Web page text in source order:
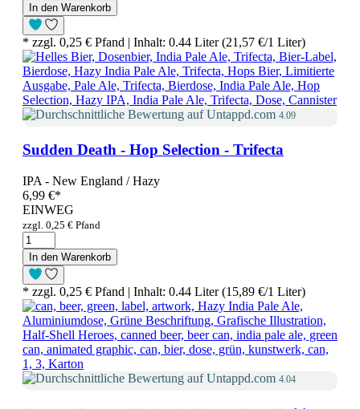
In den Warenkorb
* zzgl. 0,25 € Pfand | Inhalt: 0.44 Liter (21,57 €/1 Liter)
4.09
Sudden Death - Hop Selection - Trifecta
IPA - New England / Hazy
6,99 €*
EINWEG
zzgl. 0,25 € Pfand
In den Warenkorb
* zzgl. 0,25 € Pfand | Inhalt: 0.44 Liter (15,89 €/1 Liter)
4.04